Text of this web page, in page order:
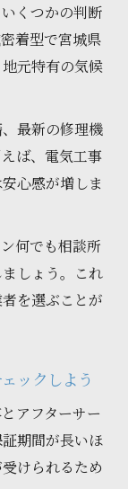
くつかの判断
着型で宮城県
元特有の気候
最新の修理機
ば、電気工事
心感が増しま
何でも相談所
しょう。これ
を選ぶことが
ックしよう
アフターサー
期間が長いほ
けられるため